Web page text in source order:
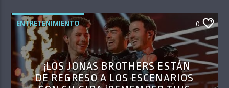
ENTRETENIMIENTO 0
¡LOS JONAS BROTHERS ESTÁN
DE REGRESO A LOS ESCENARIOS